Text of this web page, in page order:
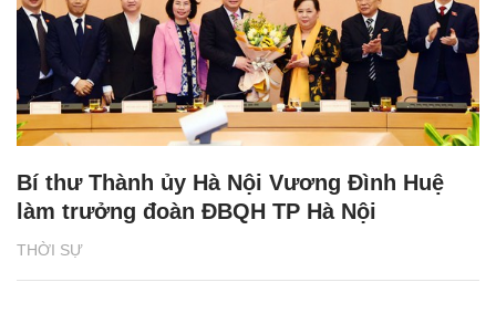
THỜI SỰ
Bí thư Thành ủy Hà Nội Vương Đình Huệ
làm trưởng đoàn ĐBQH TP Hà Nội